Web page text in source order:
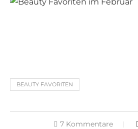
BEAUTY FAVORITEN
7 Kommentare